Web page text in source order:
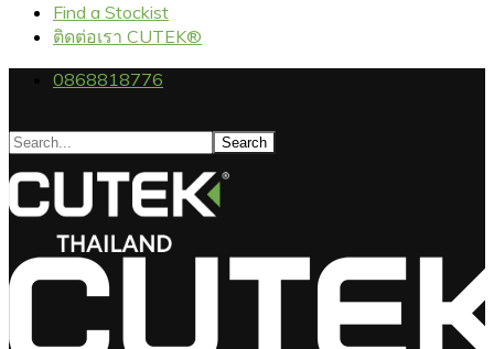
Find a Stockist
ติดต่อเรา CUTEK®
0868818776